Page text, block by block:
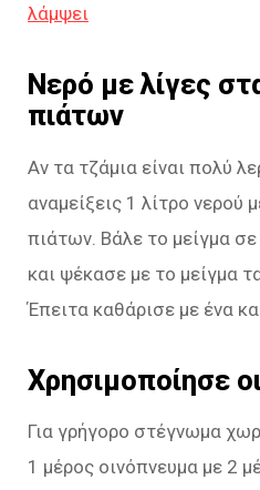
λάμψει
Νερό με λίγες
πιάτων
Αν τα τζάμια είναι πολύ
αναμείξεις 1 λίτρο νερού
πιάτων. Βάλε το μείγμα
και ψέκασε με το μείγμα
Έπειτα καθάρισε με ένα
Χρησιμοποίησε
Για γρήγορο στέγνωμα
1 μέρος οινόπνευμα με 2